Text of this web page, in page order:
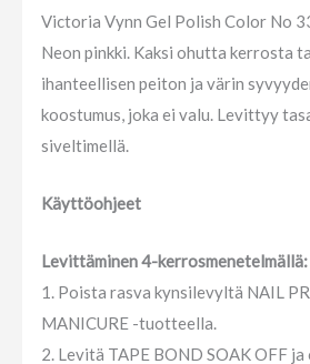
Victoria Vynn Gel Polish Color No
Neon pinkki. Kaksi ohutta kerrosta
ihanteellisen peiton ja värin
koostumus, joka ei valu. Levittyy
siveltimellä.
Käyttöohjeet
Levittäminen 4-kerrosmenetelmällä:
1. Poista rasva kynsilevyltä NAIL
MANICURE -tuotteella.
2. Levitä TAPE BOND SOAK OFF